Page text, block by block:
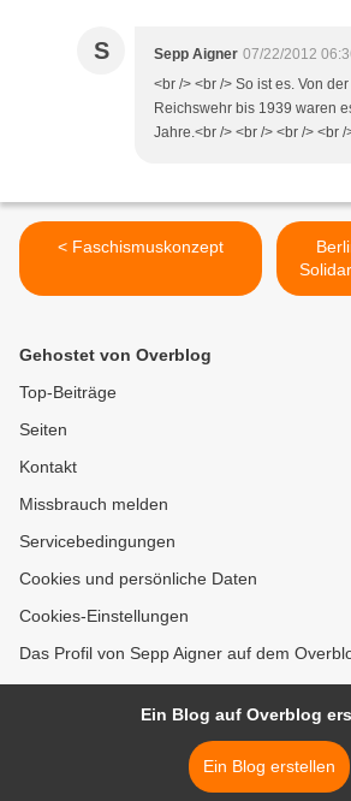
S Sepp Aigner 07/22/2012
<br /> <br /> So ist es. Von
Reichswehr bis 1939 waren
Jahre.<br /> <br /> <br /> <br /
< Faschismuskonzept
mit
Gehostet von Overblog
Top-Beiträge
Seiten
Kontakt
Missbrauch melden
Servicebedingungen
Cookies und persönliche Daten
Cookies-Einstellungen
Das Profil von Sepp Aigner auf dem
Ein Blog auf Overblog
Ein Blog erstellen